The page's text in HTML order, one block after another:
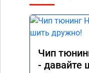
Чип
- давайте